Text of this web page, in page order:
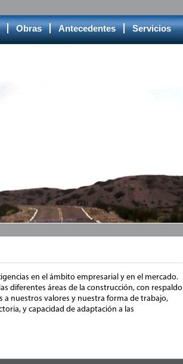
Obras Antecedentes Servicios
en el ámbito empresarial y en el mercado.
diferentes áreas de la construcción, con respaldo
a nuestros valores y nuestra forma de trabajo,
y capacidad de adaptación a las